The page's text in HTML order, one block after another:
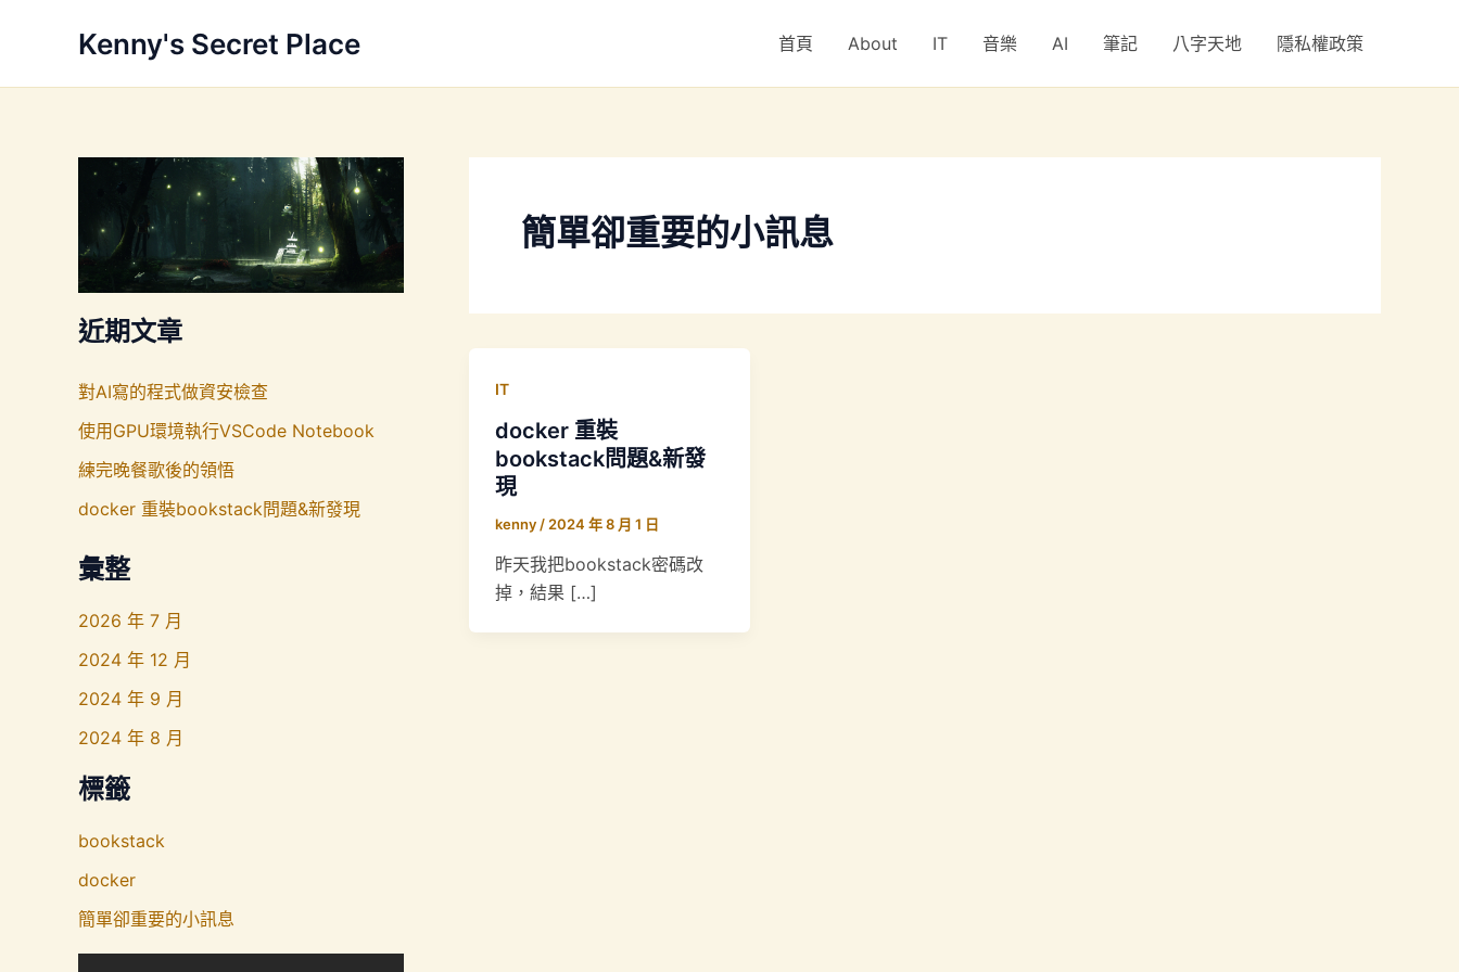
Kenny's Secret Place 首頁 About IT 音樂 AI 筆記 八字天地 隱私權政策
近期文章
對AI寫的程式做資安檢查
使用GPU環境執行VSCode Notebook
練完晚餐歌後的領悟
docker 重裝bookstack問題&新發現
彙整
2026 年 7 月
2024 年 12 月
2024 年 9 月
2024 年 8 月
標籤
bookstack
docker
簡單卻重要的小訊息
簡單卻重要的小訊息
IT
docker 重裝
bookstack問題&新發
現
kenny / 2024 年 8 月 1 日
昨天我把bookstack密碼改
掉，結果 […]